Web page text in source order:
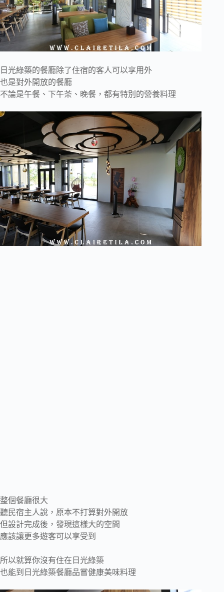
日光綠築的餐廳除了住宿的客人可以享用外
也是對外開放的餐廳
不論是午餐、下午茶、晚餐，都有特別的營養料理
整個餐廳很大
聽民宿主人說，原本不打算對外開放
但設計完成後，發現這樣大的空間
應該讓更多遊客可以享受到
所以就算你沒有住在日光綠築
也能到日光綠築餐廳品嘗健康美味料理